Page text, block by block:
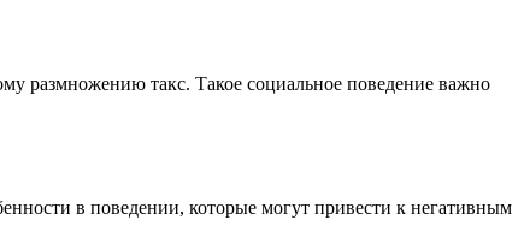
размножению такс. Такое социальное поведение важно
в поведении, которые могут привести к негативным